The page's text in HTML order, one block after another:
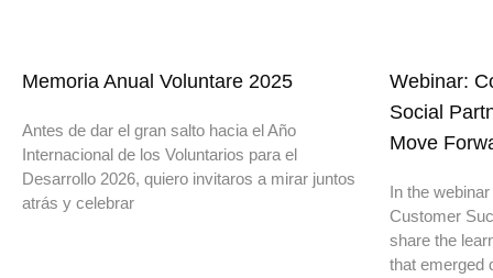
Memoria Anual Voluntare 2025
Antes de dar el gran salto hacia el Año
Internacional de los Voluntarios para el
Desarrollo 2026, quiero invitaros a mirar juntos
atrás y celebrar
Webinar:
Social
Move
In the
Customer
share the
that emerged